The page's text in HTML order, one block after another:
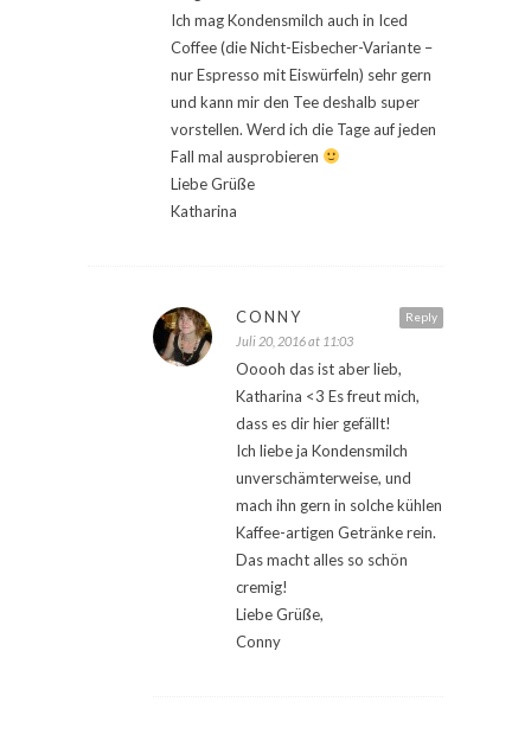
Ich mag Kondensmilch auch in Iced
Coffee (die Nicht-Eisbecher-Variante –
nur Espresso mit Eiswürfeln) sehr gern
und kann mir den Tee deshalb super
vorstellen. Werd ich die Tage auf jeden
Fall mal ausprobieren
Liebe Grüße
Katharina
Reply
CONNY
Juli 20, 2016 at 11:03
Ooooh das ist aber lieb,
Katharina <3 Es freut mich,
dass es dir hier gefällt!
Ich liebe ja Kondensmilch
unverschämterweise, und
mach ihn gern in solche kühlen
Kaffee-artigen Getränke rein.
Das macht alles so schön
cremig!
Liebe Grüße,
Conny